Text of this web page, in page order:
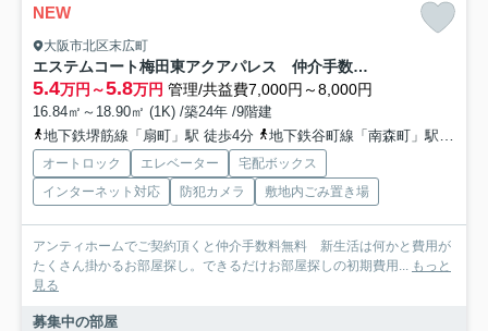
NEW
大阪市北区末広町
エステムコート梅田東アクアパレス 仲介手数料無料
5.4万円～5.8万円 管理/共益費7,000円～8,000円
16.84㎡～18.90㎡ (1K) /築24年 /9階建
地下鉄堺筋線「扇町」駅 徒歩4分
地下鉄谷町線「南森町」駅 徒歩5分
オートロック エレベーター
宅配ボックス
インターネット対応
防犯カメラ 敷地内ごみ置き場
アンティホームでご契約頂くと仲介手数料無料 新生活は何かと費用が
たくさん掛かるお部屋探し。できるだけお部屋探しの初期費用... もっと
見る
募集中の部屋